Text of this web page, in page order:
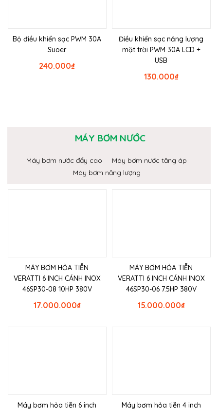
Bộ điều khiển sạc PWM 30A
Suoer
₫
240.000
Điều khiển sạc năng lượng
mặt trời PWM 30A LCD +
USB
₫
130.000
MÁY BƠM NƯỚC
Máy bơm nước đẩy cao
Máy bơm nước tăng áp
Máy bơm năng lượng
MÁY BƠM HỎA TIỄN
VERATTI 6 INCH CÁNH INOX
46SP30-08 10HP 380V
₫
17.000.000
MÁY BƠM HỎA TIỄN
VERATTI 6 INCH CÁNH INOX
46SP30-06 7.5HP 380V
₫
15.000.000
Máy bơm hỏa tiễn 6 inch
Máy bơm hỏa tiễn 4 inch